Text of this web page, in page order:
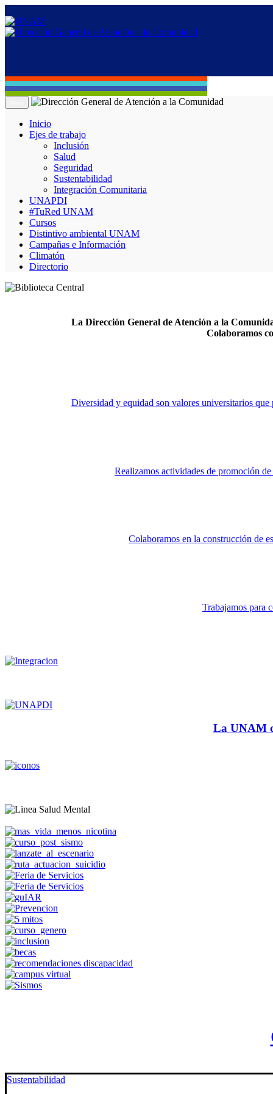
Inicio
Ejes de trabajo
Inclusión
Salud
Seguridad
Sustentabilidad
Integración Comunitaria
UNAPDI
#TuRed UNAM
Cursos
Distintivo ambiental UNAM
Campañas e Información
Climatón
Directorio
La Dirección General de Atención a la
Colaboramos
Diversidad y equidad son valores universitarios que
Realizamos actividades de promoción
Colaboramos en la construcción de
Trabajamos para
La UNAM
Sustentabilidad